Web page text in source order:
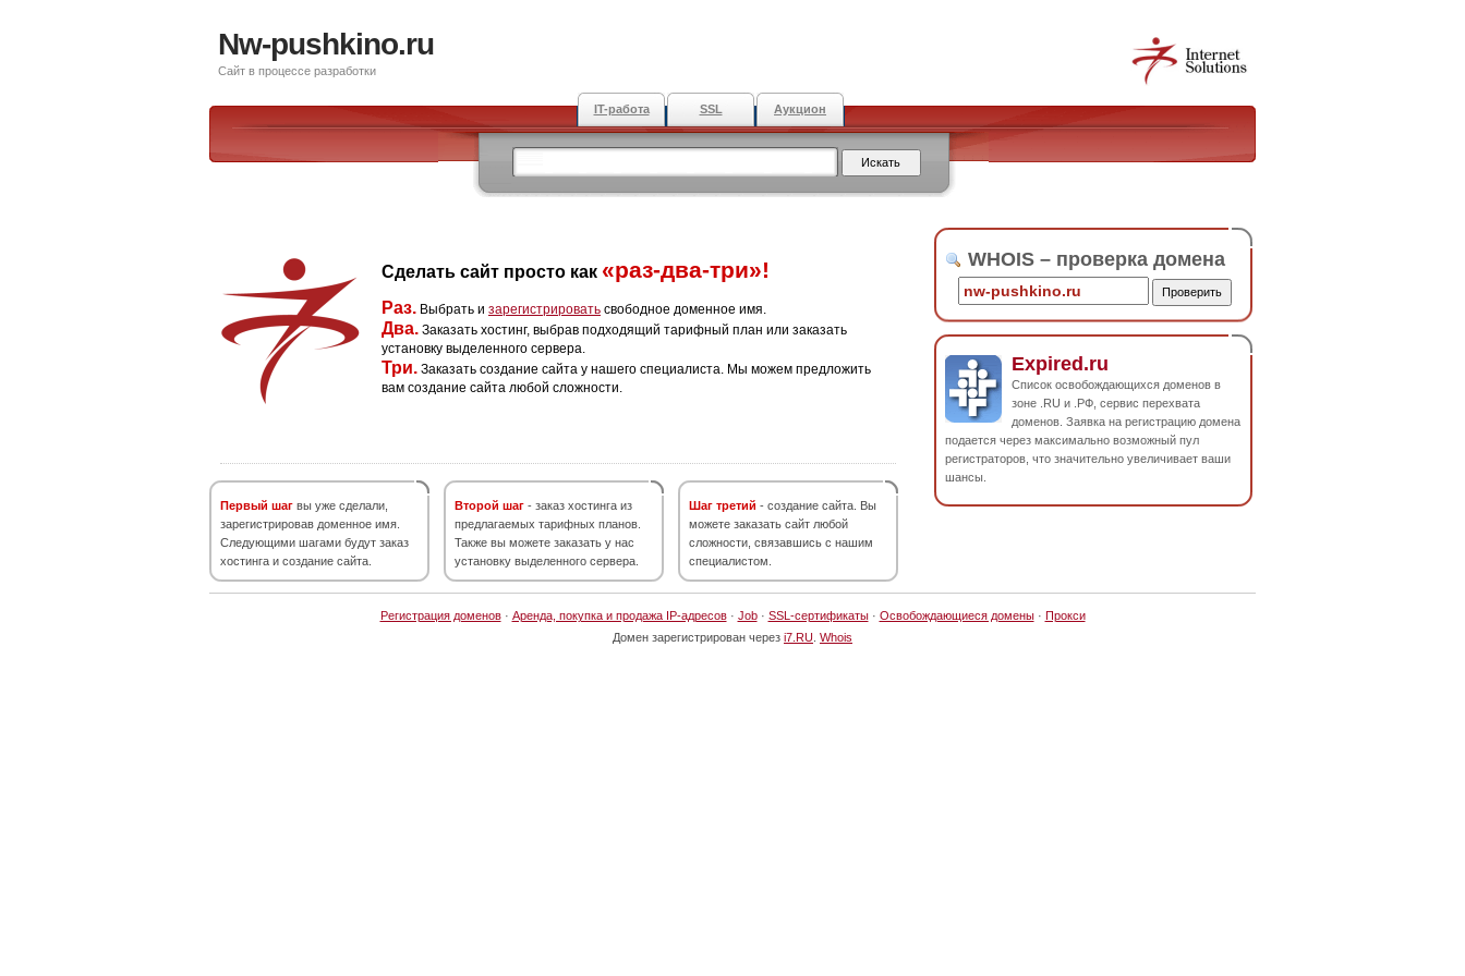
Nw-pushkino.ru
Сайт в процессе разработки
IT-работа SSL Аукцион
Сделать сайт просто как «раз-два-три»!
Раз. Выбрать и зарегистрировать свободное доменное имя.
Два. Заказать хостинг, выбрав подходящий тарифный план или заказать
установку выделенного сервера.
Три. Заказать создание сайта у нашего специалиста. Мы можем предложить
вам создание сайта любой сложности.
Первый шаг вы уже сделали,
зарегистрировав доменное имя.
Следующими шагами будут заказ
хостинга и создание сайта.
Второй шаг - заказ хостинга из
предлагаемых тарифных планов.
Также вы можете заказать у нас
установку выделенного сервера.
Шаг третий - создание сайта. Вы
можете заказать сайт любой
сложности, связавшись с нашим
специалистом.
WHOIS – проверка домена
Expired.ru
Список освобождающихся доменов в
зоне .RU и .РФ, сервис перехвата
доменов. Заявка на регистрацию домена
подается через максимально возможный пул
регистраторов, что значительно увеличивает ваши
шансы.
Регистрация доменов· Аренда, покупка и продажа IP-адресов· Job· SSL-сертификаты· Освобождающиеся домены· Прокси
Домен зарегистрирован через i7.RU Whois